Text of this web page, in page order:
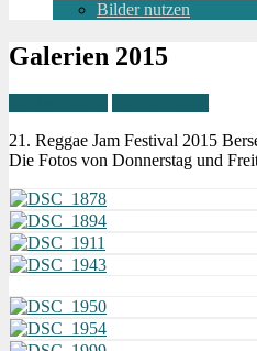
Bilder nutzen
Galerien 2015
21. Reggae Jam Festival 2015
Die Fotos von Donnerstag und